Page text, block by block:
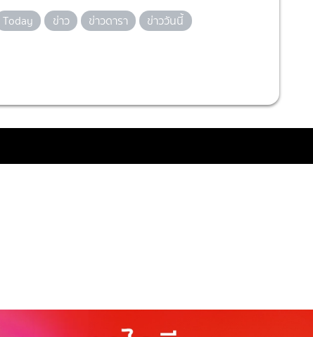
Today ข่าว ข่าวดารา
ข่าววันนี้